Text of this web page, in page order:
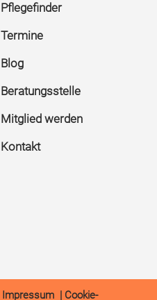
Pflegefinder
Termine
Blog
Beratungsstelle
Mitglied werden
Kontakt
Impressum| Cookie-